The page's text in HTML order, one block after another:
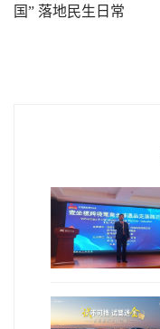
国” 落地民生日常